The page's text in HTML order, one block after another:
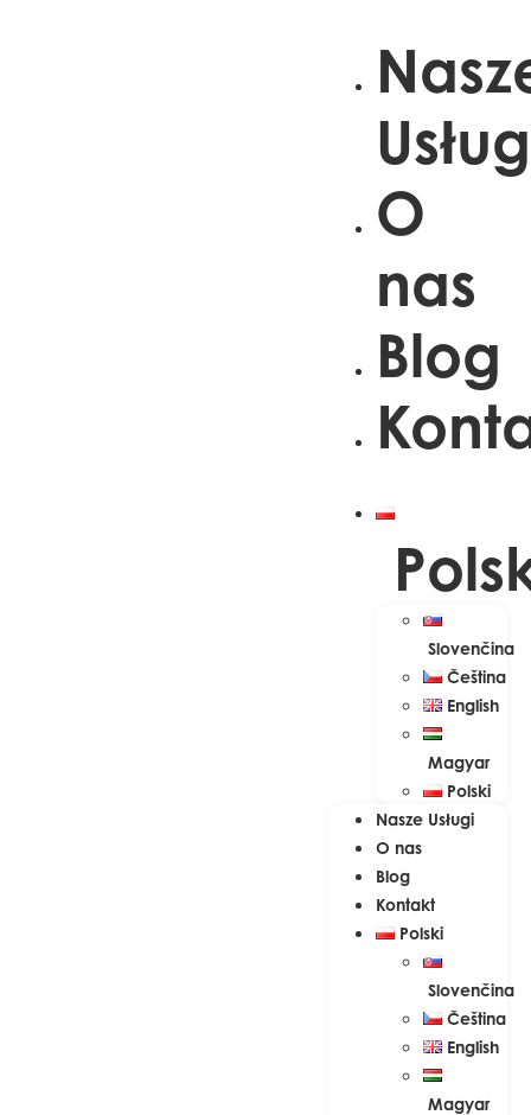
O
nas
Blog
Slovenčina
Čeština
English
Magyar
Polski
Nasze Usługi
O nas
Blog
Kontakt
Polski
Slovenčina
Čeština
English
Magyar